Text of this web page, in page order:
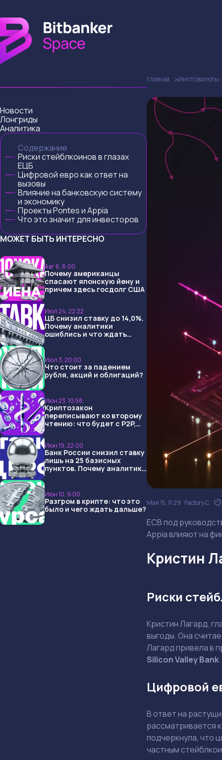
Новости
Лонгриды
Аналитика
Содержание
Риски стейблкоинов в глазах
ЕЦБ
Цифровой евро как ответ на
вызовы
Влияние на банковскую систему
и экономику
Проекты Pontes и Appia
Что это значит для инвесторов
МОЖЕТ БЫТЬ ИНТЕРЕСНО
Авг 6, 8:00
Почему американцы
спасают японскую йену и
причем здесь госдолг США
Июл 24, 22:22
ЦБ снизил ставку до 14,0%.
Почему аналитики
ошиблись и что ждать
Июл 3, 20:00
Что стоит за падением
рубля, акций и облигаций?
Июн 23, 10:58
Криптозакон
переписывают ко второму
чтению: что будет с P2P,
Июн 19, 22:00
Банк России снизил ставку
лишь на 25 базисных
пунктов. Почему аналитики
Июн 10, 9:00
Разгром в крипте: что это
было и чего ждать дальше?
ГЛАВНАЯ КРИПТОВАЛЮТЫ
Май 15, 11:29 Factory C.
ECB под
Appia влияют на
Кристин
Риски
Кристин Лагард,
выгоды. Она
Лагард привела в
Silicon Valley Bank
Цифровой
В ответ на
рассматривается
подчеркнула, что
частным